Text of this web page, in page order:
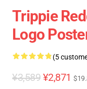
Trippie
Logo
(5
¥3,589 ¥2,871